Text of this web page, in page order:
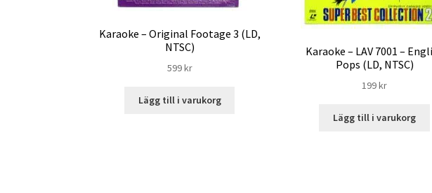
Karaoke – Original Footage 3 (LD,
NTSC)
599kr
Lägg till i varukorg
Karaoke – LAV 7001 –
Pops (LD, NTSC)
199kr
Lägg till i varukorg